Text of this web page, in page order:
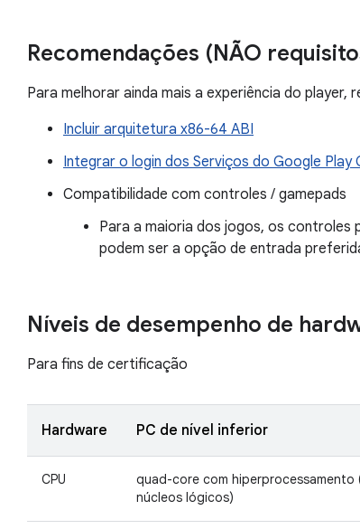
Recomendações (NÃO
Para melhorar ainda mais a experiência do player,
Incluir arquitetura x86-64 ABI
Integrar o login dos Serviços do Google Play
Compatibilidade com controles / gamepads
Para a maioria dos jogos, os controles
podem ser a opção de entrada
Níveis de desempenho de
Para fins de certificação
Hardware PC de nível inferior
CPU
quad-core com hiperprocessamento
núcleos lógicos)